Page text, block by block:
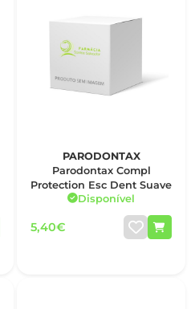
PARODONTAX
Parodontax Compl
Protection Esc Dent Suave
Disponível
5,40€